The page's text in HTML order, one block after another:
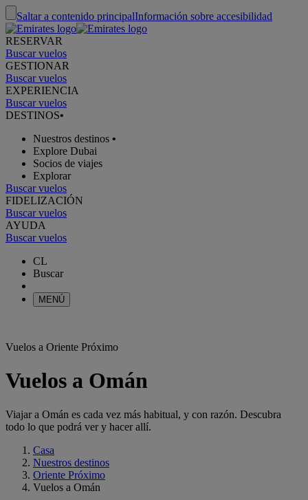
Saltar a contenido principalInformación sobre accesibilidad
RESERVAR
Buscar vuelos
GESTIONAR
Buscar vuelos
EXPERIENCIA
Buscar vuelos
DESTINOS•
Nuestros destinos •
Explore Dubai
Socios de viajes
Explorar
Buscar vuelos
FIDELIZACIÓN
Buscar vuelos
AYUDA
Buscar vuelos
CL
Buscar
MENÚ
Vuelos a Oriente Próximo
Vuelos a Omán
Viajar a Omán es cada vez más habitual, y con razón. Descubra
todo lo que podrá ver y hacer allí.
Casa
Nuestros destinos
Oriente Próximo
Vuelos a Omán